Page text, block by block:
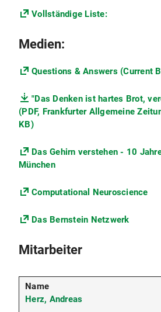
Vollständige Liste:
Medien:
Questions & Answers (Current
"Das Denken ist hartes Brot,
(PDF, Frankfurter Allgemeine
KB)
Das Gehirn verstehen - 10
München
Computational Neuroscience
Das Bernstein Netzwerk
Mitarbeiter
Herz, Andreas